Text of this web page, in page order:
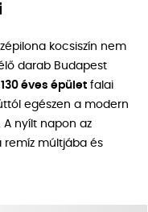
kocsiszín nem
darab Budapest
130 éves épület falai
egészen a modern
A nyílt napon az
remíz múltjába és